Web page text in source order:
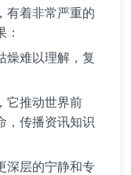
有着非常严重的
燥难以理解，复
它推动世界前
，传播资讯知识
深层的宁静和专